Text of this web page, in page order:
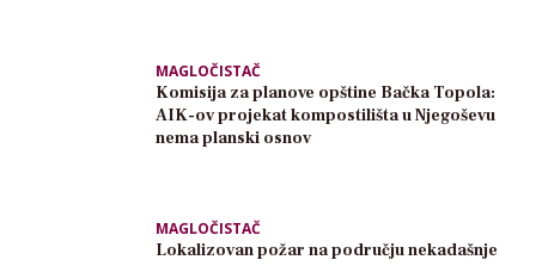
MAGLOČISTAČ
Komisija za planove opštine Bačka Topola:
AIK-ov projekat kompostilišta u Njegoševu
nema planski osnov
MAGLOČISTAČ
Lokalizovan požar na području nekadašnje